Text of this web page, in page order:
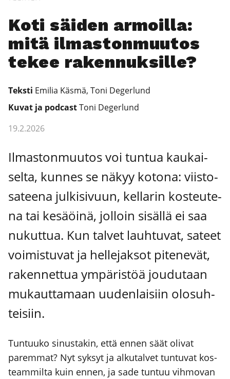
Koti säi­den armoil­la:
mitä ilmas­ton­muu­tos
tekee raken­nuk­sil­le?
Teks­ti Emi­lia Käs­mä, Toni Deger­lund
Kuvat ja podcastToni Deger­lund
19.2.2026
Ilmas­ton­muu­tos voi tun­tua kau­kai­
sel­ta, kun­nes se näkyy koto­na: viis­to­
sa­tee­na jul­ki­si­vuun, kel­la­rin kos­teu­te­
na tai kesäöi­nä, jol­loin sisäl­lä ei saa
nukut­tua. Kun tal­vet lauh­tu­vat, sateet
voi­mis­tu­vat ja hel­le­jak­sot pite­ne­vät,
raken­net­tua ympä­ris­töä jou­du­taan
mukaut­ta­maan uuden­lai­siin olo­suh­
tei­siin.
Tun­tuu­ko sinus­ta­kin, että ennen säät oli­vat
parem­mat? Nyt syk­syt ja alku­tal­vet tun­tu­vat kos­
team­mil­ta kuin ennen, ja sade tun­tuu vih­mo­van